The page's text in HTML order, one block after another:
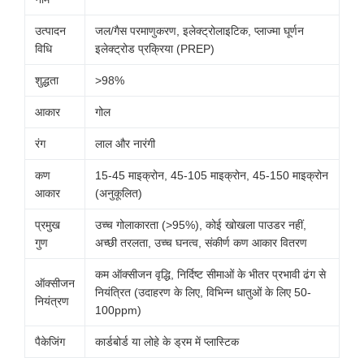
उत्पादन
विधि
जल/गैस परमाणुकरण, इलेक्ट्रोलाइटिक, प्लाज्मा घूर्णन
इलेक्ट्रोड प्रक्रिया (PREP)
शुद्धता >98%
आकार गोल
रंग लाल और नारंगी
कण
आकार
15-45 माइक्रोन, 45-105 माइक्रोन, 45-150 माइक्रोन
(अनुकूलित)
प्रमुख
गुण
उच्च गोलाकारता (>95%), कोई खोखला पाउडर नहीं,
अच्छी तरलता, उच्च घनत्व, संकीर्ण कण आकार वितरण
ऑक्सीजन
नियंत्रण
कम ऑक्सीजन वृद्धि, निर्दिष्ट सीमाओं के भीतर प्रभावी ढंग से
नियंत्रित (उदाहरण के लिए, विभिन्न धातुओं के लिए 50-
100ppm)
पैकेजिंग कार्डबोर्ड या लोहे के ड्रम में प्लास्टिक